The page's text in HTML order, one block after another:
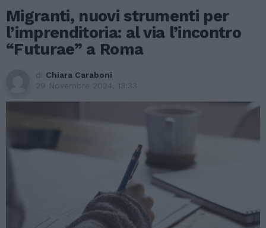
Migranti, nuovi strumenti per
l’imprenditoria: al via l’incontro
“Futurae” a Roma
di Chiara Caraboni
29 Novembre 2024, 13:33